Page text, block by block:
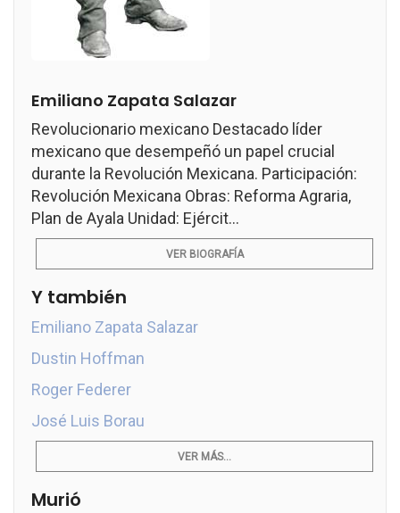
Emiliano Zapata Salazar
Revolucionario mexicano Destacado líder
mexicano que desempeñó un papel crucial
durante la Revolución Mexicana. Participación:
Revolución Mexicana Obras: Reforma Agraria,
Plan de Ayala Unidad: Ejércit...
VER BIOGRAFÍA
Y también
Emiliano Zapata Salazar
Dustin Hoffman
Roger Federer
José Luis Borau
VER MÁS...
Murió